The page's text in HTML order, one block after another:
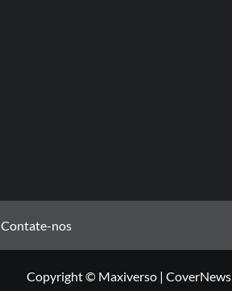
Contate-nos
Copyright © Maxiverso | CoverNews